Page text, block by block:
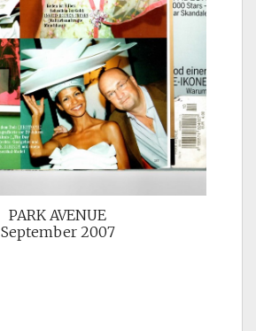
PARK AVENUE
September 2007